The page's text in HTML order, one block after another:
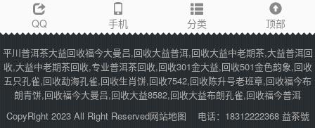
QQ 手机 分类 顶部
平川普洱茶大益回收福今大曼吕,回收大益普洱,回收大益中老期茶,大益普洱回
收,大益中老期茶回收,专业普洱茶回收,回收301金大益,回收501金色韵象,回收
五只孔雀,回收勐海孔雀,回收生肖饼,回收7542,回收陈升号老班章,回收福今布
朗青饼,回收福今大曼吕,回收大益8582,回收大益布朗孔雀,回收福今普洱
CopyRight 2023 All Right Reserved网站地图 电话：18312222368 益茶號